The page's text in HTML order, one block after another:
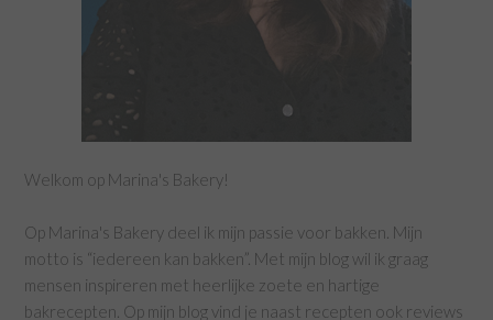
Welkom op Marina's Bakery!
Op Marina's Bakery deel ik mijn passie voor bakken. Mijn
motto is “iedereen kan bakken”. Met mijn blog wil ik graag
mensen inspireren met heerlijke zoete en hartige
bakrecepten. Op mijn blog vind je naast recepten ook reviews